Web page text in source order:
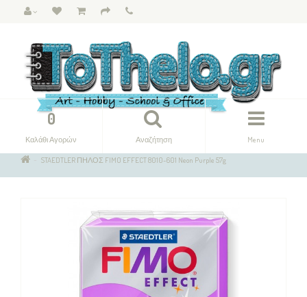
Menu
Αναζήτηση
0
Καλάθι Αγορών
STAEDTLER ΠΗΛΟΣ FIMO EFFECT 8010-601 Neon Purple 57g